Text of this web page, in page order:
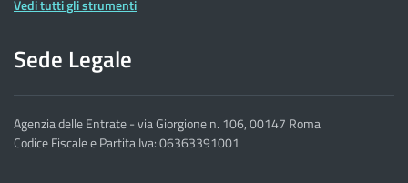
Vedi tutti gli strumenti
Sede Legale
Agenzia delle Entrate - via Giorgione n. 106, 00147 Roma
Codice Fiscale e Partita Iva: 06363391001